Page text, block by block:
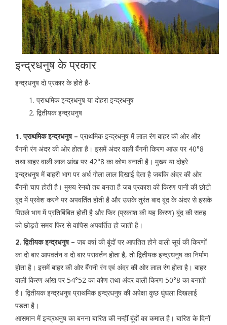
इन्द्रधनुष के प्रकार
इन्द्रधनुष दो प्रकार के होते हैं-
प्राथमिक इन्द्रधनुष या दोहरा इन्द्रधनुष
द्वितीयक इन्द्रधनुष
1. प्राथमिक इन्द्रधनुष – प्राथमिक इन्द्रधनुष में लाल रंग बाहर की ओर और
बैगनी रंग अंदर की ओर होता है। इसमें अंदर वाली बैंगनी किरण आंख पर 40°8
तथा बाहर वाली लाल आंख पर 42°8 का कोण बनाती है। मुख्य या दोहरे
इन्द्रधनुष में बाहरी भाग पर अर्ध गोला लाल दिखाई देता है जबकि अंदर की ओर
बैंगनी चाप होती है। मुख्य रेनबो तब बनता है जब प्रकाश की किरण पानी की छोटी
बूंद में प्रवेश करने पर अपवर्तित होती है और उसके तुरंत बाद बूंद के अंदर से इसके
पिछले भाग में प्रतिबिंबित होती है और फिर (प्रकाश की यह किरण) बूंद की सतह
को छोड़ते समय फिर से वापिस अपवर्तित हो जाती है।
2. द्वितीयक इन्द्रधनुष – जब वर्षा की बूंदों पर आपतित होने वाली सूर्य की किरणों
का दो बार आपवर्तन व दो बार परावर्तन होता है, तो द्वितीयक इन्द्रधनुष का निर्माण
होता है। इसमें बाहर की ओर बैंगनी रंग एवं अंदर की ओर लाल रंग होता है। बाहर
वाली किरण आंख पर 54°52 का कोण तथा अंदर वाली किरण 50°8 का बनाती
है। द्वितीयक इन्द्रधनुष प्राथमिक इन्द्रधनुष की अपेक्षा कुछ धुंधला दिखलाई
पड़ता है।
आसमान में इन्द्रधनुष का बनना बारिश की नन्हीं बूंदों का कमाल है। बारिश के दिनों